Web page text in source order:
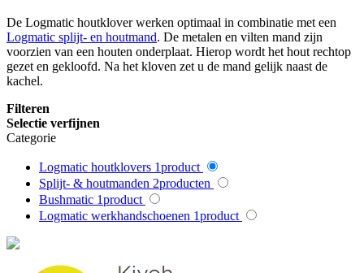
De Logmatic houtklover werken optimaal in combinatie met een
Logmatic splijt- en houtmand. De metalen en vilten mand zijn
voorzien van een houten onderplaat. Hierop wordt het hout rechtop
gezet en gekloofd. Na het kloven zet u de mand gelijk naast de
kachel.
Filteren
Selectie verfijnen
Categorie
Logmatic houtklovers 1product
Splijt- & houtmanden 2producten
Bushmatic 1product
Logmatic werkhandschoenen 1product